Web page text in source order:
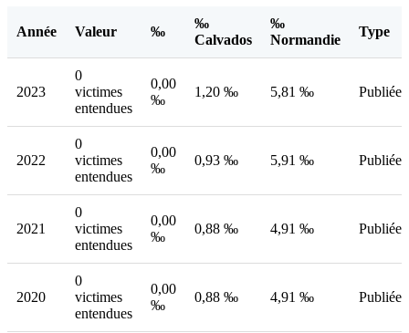
Année Valeur ‰
‰
Calvados
‰
Normandie
Type
2023
0
victimes
entendues
0,00
‰
1,20 ‰ 5,81 ‰ Publiée
2022
0
victimes
entendues
0,00
‰
0,93 ‰ 5,91 ‰ Publiée
2021
0
victimes
entendues
0,00
‰
0,88 ‰ 4,91 ‰ Publiée
2020
0
victimes
entendues
0,00
‰
0,88 ‰ 4,91 ‰ Publiée